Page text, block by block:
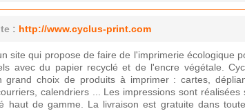
: http://www.cyclus-print.com
site qui propose de faire de l'imprimerie écologique
avec du papier recyclé et de l'encre végétale.
grand choix de produits à imprimer : cartes,
calendriers ... Les impressions sont réalisées
haut de gamme. La livraison est gratuite dans